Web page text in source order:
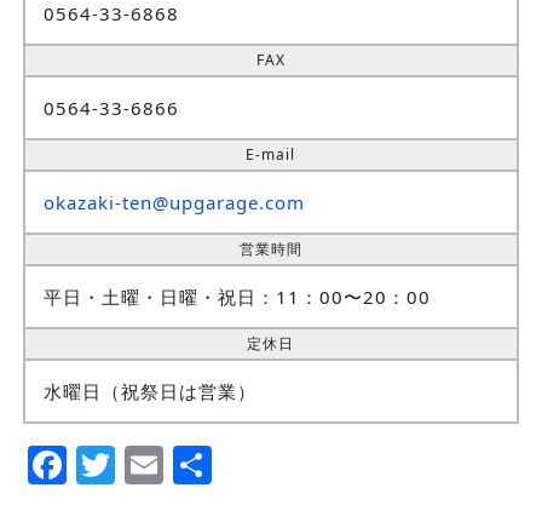
0564-33-6868
FAX
0564-33-6866
E-mail
okazaki-ten@upgarage.com
営業時間
平日・土曜・日曜・祝日：11：00〜20：00
定休日
水曜日（祝祭日は営業）
Facebook
Twitter
EmailShare